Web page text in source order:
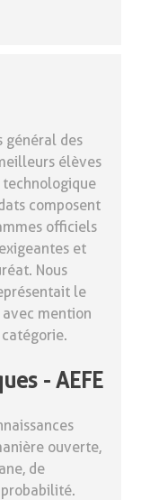
général des
élèves
technologique
composent
officiels
et
Nous
le
avec mention
- AEFE
ouverte,
de